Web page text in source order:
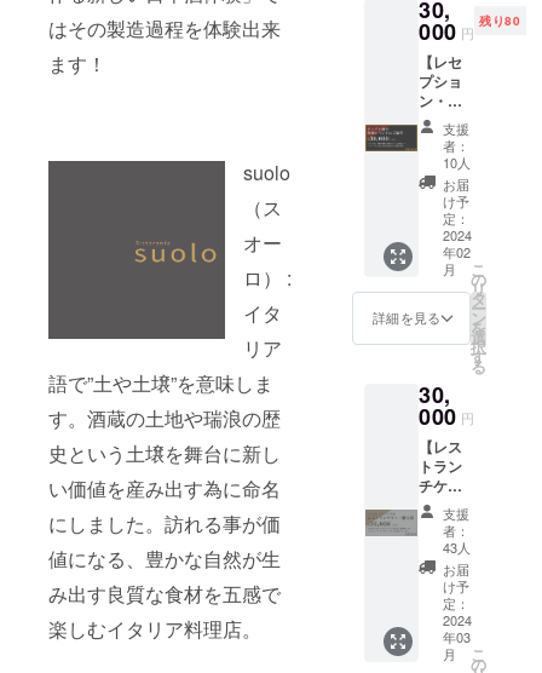
はその製造過程を体験出来
ます！
suolo
（ス
オー
ロ） :
イタ
リア
語で”土や土壌”を意味しま
す。酒蔵の土地や瑞浪の歴
史という土壌を舞台に新し
い価値を産み出す為に命名
にしました。訪れる事が価
値になる、豊かな自然が生
み出す良質な食材を五感で
楽しむイタリア料理店。
ています。
みなさまの
厚いご支援
をよろしく
お願いいた
します！
なりま
す。 ※
有効期
限：
2024.4.
1〜
2025.4.
1（1年
間有
効）
商品に
ついて
は、通
信販売
酒類小
売免許
を有す
る「中
島醸造
株式会
社」か
ら直送
しま
す。
30,
000 円
残り80
【レセ
プショ
ン・
パー
ティー
へのご
参加】
オープ
ン前に2
日間だ
け開催
するレ
セプ
ション
イベン
ト（ペ
様）に
ご招待
しま
す。 ラ
イト
アップ
した庭
園と新
作の料
理をご
堪能頂
けま
す。
（開催
支援
者：
10人
お届
け予
定：
2024
年02
月
詳細を見る
こ
の
リ
タ
ー
ン
を
選
択
す
る
30,
000 円
【レス
トラン
チケッ
ト購入
券】 1
年間有
効のレ
ストラ
ンチ
ケット
になり
ます。
支援
者：
43人
お届
け予
定：
2024
年03
月
こ
の